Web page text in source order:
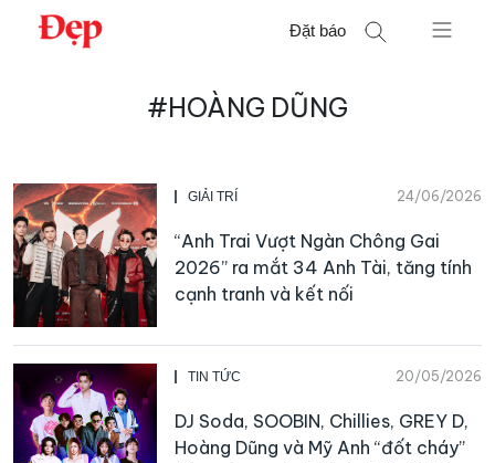
Chuyển
Đặt báo
#HOÀNG DŨNG
GIẢI TRÍ 24/06/2026
“Anh Trai Vượt Ngàn Chông Gai
2026” ra mắt 34 Anh Tài, tăng tính
cạnh tranh và kết nối
TIN TỨC 20/05/2026
DJ Soda, SOOBIN, Chillies, GREY D,
Hoàng Dũng và Mỹ Anh “đốt cháy”